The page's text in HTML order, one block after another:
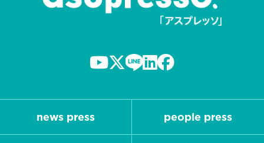
news press people press